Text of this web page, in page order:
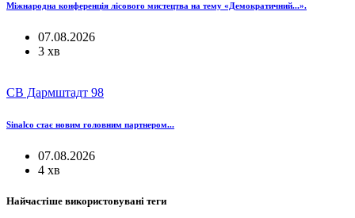
Міжнародна конференція лісового мистецтва на тему «Демократичний...».
07.08.2026
3 хв
СВ Дармштадт 98
Sinalco стає новим головним партнером...
07.08.2026
4 хв
Найчастіше використовувані теги